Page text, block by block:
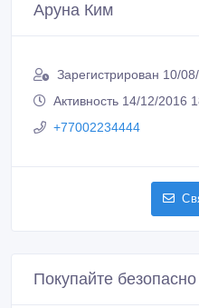
Аруна Ким
Зарегистрирован 10/
Активность 14/12/2016
+77002234444
Покупайте безопасно